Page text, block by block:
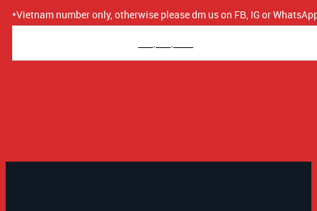
*Vietnam number only, otherwise please dm us on FB, IG or